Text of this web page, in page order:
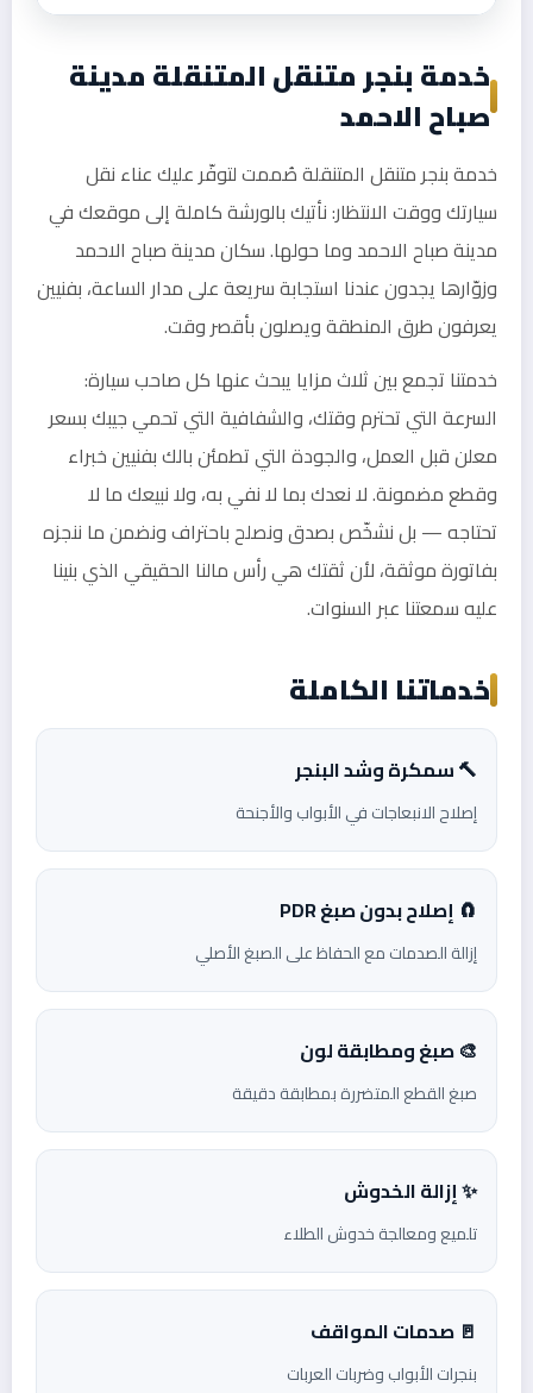
خدمة بنجر متنقل المتنقلة مدينة
صباح الاحمد
خدمة بنجر متنقل المتنقلة صُممت لتوفّر عليك عناء نقل
سيارتك ووقت الانتظار: نأتيك بالورشة كاملة إلى موقعك في
مدينة صباح الاحمد وما حولها. سكان مدينة صباح الاحمد
وزوّارها يجدون عندنا استجابة سريعة على مدار الساعة، بفنيين
يعرفون طرق المنطقة ويصلون بأقصر وقت.
خدمتنا تجمع بين ثلاث مزايا يبحث عنها كل صاحب سيارة:
السرعة التي تحترم وقتك، والشفافية التي تحمي جيبك بسعر
معلن قبل العمل، والجودة التي تطمئن بالك بفنيين خبراء
وقطع مضمونة. لا نعدك بما لا نفي به، ولا نبيعك ما لا
تحتاجه — بل نشخّص بصدق ونصلح باحتراف ونضمن ما ننجزه
بفاتورة موثقة، لأن ثقتك هي رأس مالنا الحقيقي الذي بنينا
عليه سمعتنا عبر السنوات.
خدماتنا الكاملة
🔨 سمكرة وشد البنجر
إصلاح الانبعاجات في الأبواب والأجنحة
🧲 إصلاح بدون صبغ PDR
إزالة الصدمات مع الحفاظ على الصبغ الأصلي
🎨 صبغ ومطابقة لون
صبغ القطع المتضررة بمطابقة دقيقة
✨ إزالة الخدوش
تلميع ومعالجة خدوش الطلاء
🚪 صدمات المواقف
بنجرات الأبواب وضربات العربات